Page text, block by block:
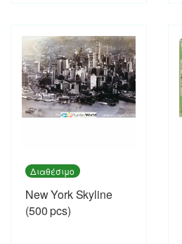
Διαθέσιμο
New York Skyline
(500 pcs)